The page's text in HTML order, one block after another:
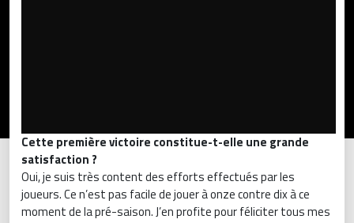
Cette première victoire constitue-t-elle une grande
satisfaction ?
Oui, je suis très content des efforts effectués par les
joueurs. Ce n’est pas facile de jouer à onze contre dix à ce
moment de la pré-saison. J’en profite pour féliciter tous mes